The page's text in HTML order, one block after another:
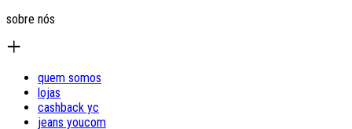
sobre nós
quem somos
lojas
cashback yc
jeans youcom